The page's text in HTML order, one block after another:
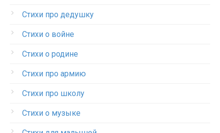
Стихи про дедушку
Стихи о войне
Стихи о родине
Стихи про армию
Стихи про школу
Стихи о музыке